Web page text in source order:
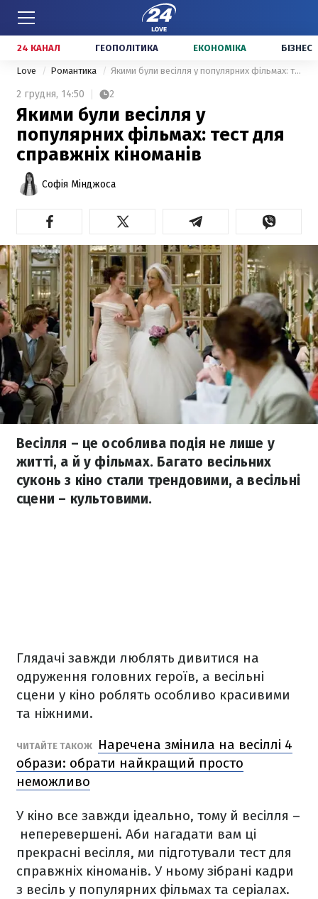
24 КАНАЛ ГЕОПОЛІТИКА ЕКОНОМІКА БІЗНЕС
Love Романтика Якими були весілля у популярних фільмах: тест для справжніх кіноманів
2 грудня, 14:50 2
Якими були весілля у
популярних фільмах: тест для
справжніх кіноманів
Софія Мінджоса
Весілля – це особлива подія не лише у
житті, а й у фільмах. Багато весільних
суконь з кіно стали трендовими, а весільні
сцени – культовими.
Глядачі завжди люблять дивитися на
одруження головних героїв, а весільні
сцени у кіно роблять особливо красивими
та ніжними.
ЧИТАЙТЕ ТАКОЖ
Наречена змінила на весіллі 4
образи: обрати найкращий просто
неможливо
У кіно все завжди ідеально, тому й весілля –
неперевершені. Аби нагадати вам ці
прекрасні весілля, ми підготували тест для
справжніх кіноманів. У ньому зібрані кадри
з весіль у популярних фільмах та серіалах.